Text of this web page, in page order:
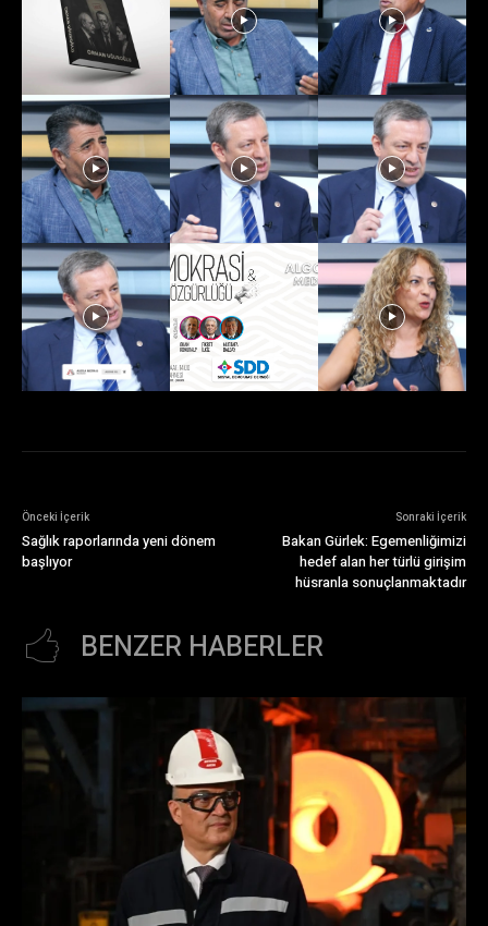
Önceki İçerik
Sağlık raporlarında yeni dönem
başlıyor
Sonraki İçerik
Bakan Gürlek: Egemenliğimizi
hedef alan her türlü girişim
hüsranla sonuçlanmaktadır
BENZER HABERLER